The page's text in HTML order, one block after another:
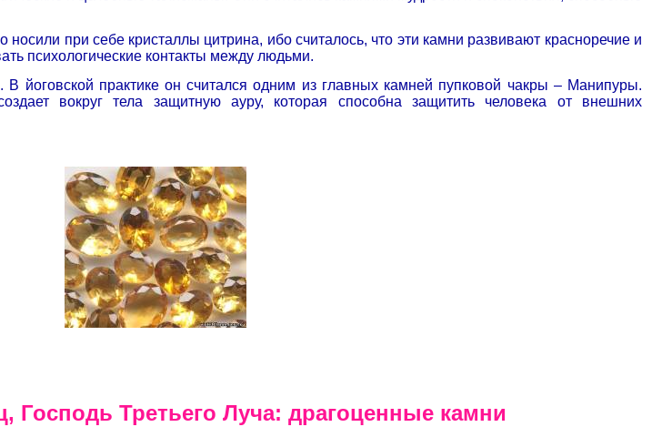
при себе кристаллы цитрина, ибо считалось, что эти камни развивают красноречие и
психологические контакты между людьми.
В йоговской практике он считался одним из главных камней пупковой чакры – Манипуры.
вокруг тела защитную ауру, которая способна защитить человека от внешних
Господь Третьего Луча: драгоценные камни